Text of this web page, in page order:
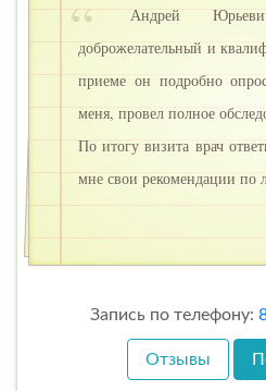
Андрей Юрьевич
доброжелательный и
приеме он подробно
меня, провел полное
По итогу визита врач
мне свои рекомендации по
Запись по телефону:
Отзывы